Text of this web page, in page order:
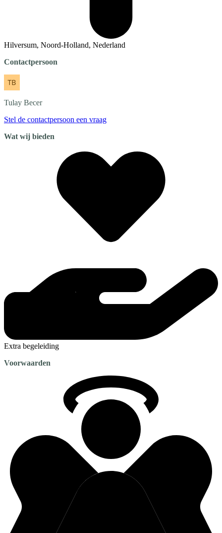
Hilversum, Noord-Holland, Nederland
Contactpersoon
Tulay Becer
Stel de contactpersoon een vraag
Wat wij bieden
Extra begeleiding
Voorwaarden